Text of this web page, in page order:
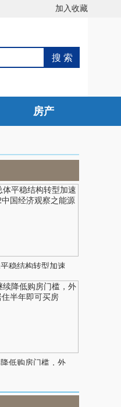
加入收藏
房产
稳结构转型加速
低购房门槛，外